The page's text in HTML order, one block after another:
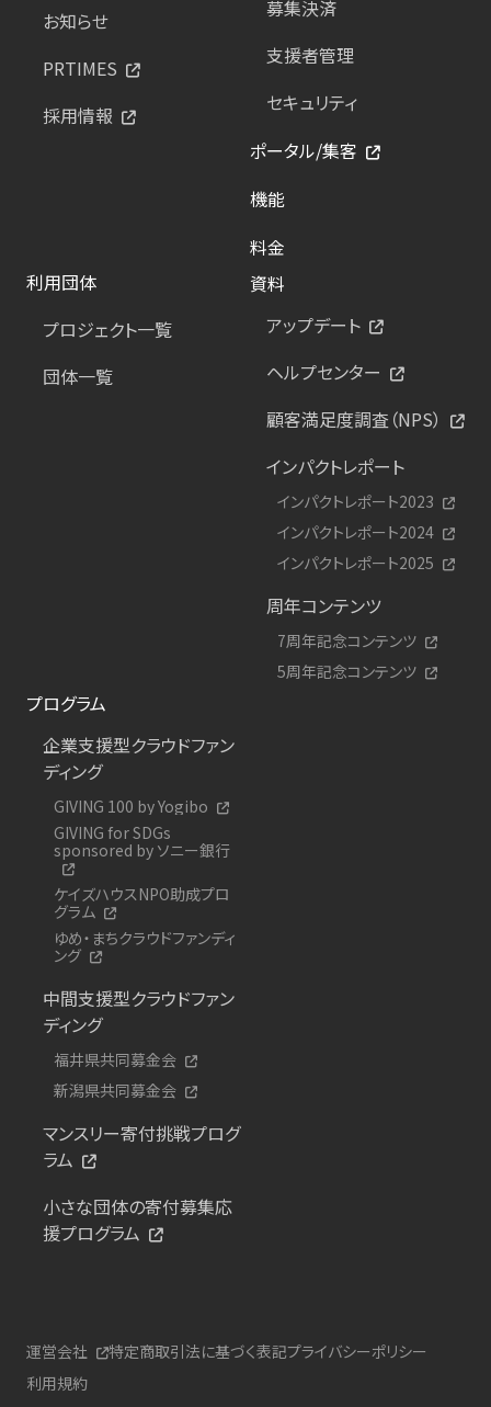
お知らせ
PRTIMES
採用情報
募集決済
支援者管理
セキュリティ
ポータル/集客
機能
料金
利用団体
プロジェクト一覧
団体一覧
資料
アップデート
ヘルプセンター
顧客満足度調査（NPS）
インパクトレポート
インパクトレポート2023
インパクトレポート2024
インパクトレポート2025
周年コンテンツ
7周年記念コンテンツ
5周年記念コンテンツ
プログラム
企業支援型クラウドファン
ディング
GIVING 100 by Yogibo
GIVING for SDGs
sponsored by ソニー銀行
ケイズハウスNPO助成プロ
グラム
ゆめ・まちクラウドファンディ
ング
中間支援型クラウドファン
ディング
福井県共同募金会
新潟県共同募金会
マンスリー寄付挑戦プログ
ラム
小さな団体の寄付募集応
援プログラム
運営会社 特定商取引法に基づく表記プライバシーポリシー
利用規約